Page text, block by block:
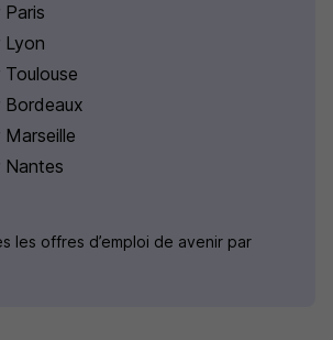
Paris
Lyon
Toulouse
Bordeaux
Marseille
Nantes
les offres d’emploi de avenir par